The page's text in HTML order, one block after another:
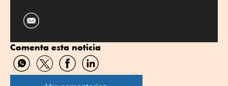
Comenta esta noticia
Compartir
por
Compartir
por
Compartir
por
Compartir
por